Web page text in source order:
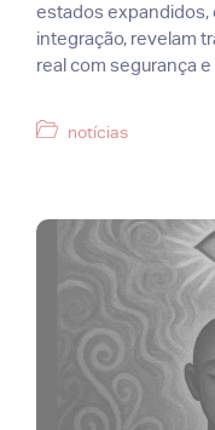
estados expandidos,
integração, revelam
real com segurança e
Categorias
notícias